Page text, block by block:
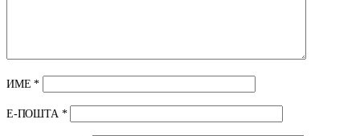
ИМЕ*
Е-ПОШТА *